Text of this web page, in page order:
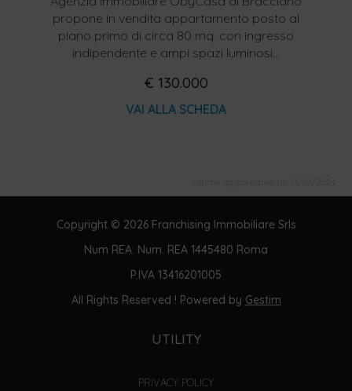
propone in vendita appartamento posto al
piano primo di circa 80 mq. con ingresso
indipendente e ampi spazi luminosi...
€ 130.000
VAI ALLA SCHEDA
Copyright © 2026 Franchising Immobiliare Srls
Num REA: Num. REA 1445480 Roma
P.IVA 13416201005
All Rights Reserved ! Powered by Gestim
UTILITY
PRIVACY POLICY